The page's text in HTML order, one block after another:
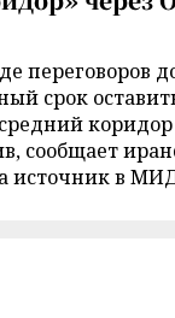
переговоров
срок
коридор
сообщает
источник в